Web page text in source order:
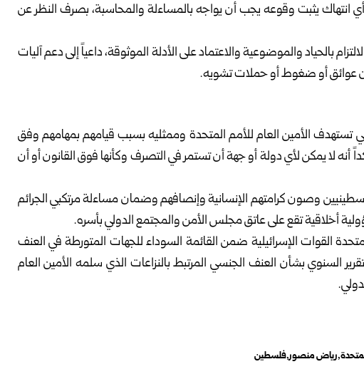
أي انتهاك يثبت وقوعه يجب أن يواجه بالمساءلة والمحاسبة، بصرف النظر عن
بالحياد والموضوعية والاعتماد على الأدلة الموثوقة، داعياً إلى دعم آليات
عوائق أو ضغوط أو حملات تشويه.
الأمين العام للأمم المتحدة وممثليه بسبب قيامهم بمهامهم وفق
أنه لا يمكن لأي دولة أو جهة أن تستمر في التصرف وكأنها فوق القانون أو أن
وصون كرامتهم الإنسانية وإنصافهم وضمان مساءلة مرتكبي الجرائم
أخلاقية تقع على عاتق مجلس الأمن والمجتمع الدولي بأسره.
المتحدة القوات الإسرائيلية ضمن القائمة السوداء للجهات المتورطة في العنف
السنوي بشأن العنف الجنسي المرتبط بالنزاعات الذي سلمه الأمين العام
رياض منصور فلسطين